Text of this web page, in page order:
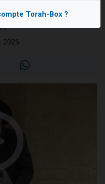
pour étudier en groupe sur Zoom
2025
Torah-Box ?